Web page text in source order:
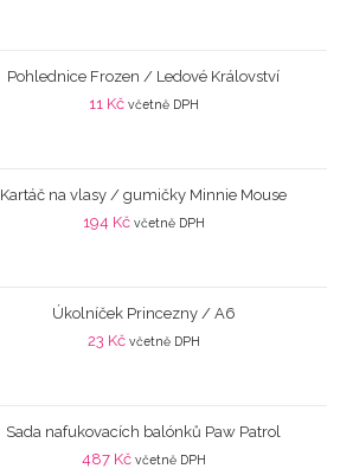
Pohlednice Frozen / Ledové Království
11 Kč včetně DPH
Kartáč na vlasy / gumičky Minnie Mouse
194 Kč včetně DPH
Úkolníček Princezny / A6
23 Kč včetně DPH
Sada nafukovacích balónků Paw Patrol
487 Kč včetně DPH